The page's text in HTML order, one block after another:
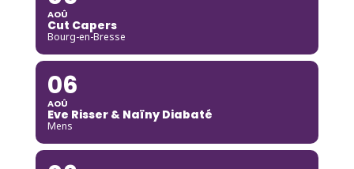
AOÛ
Cut Capers
Bourg-en-Bresse
06
AOÛ
Eve Risser & Naïny Diabaté
Mens